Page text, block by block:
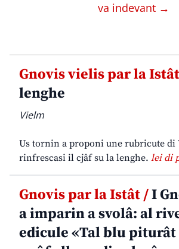
va indevant →
Gnovis vielis par la
lenghe
Vielm
Us tornin a proponi une rubricute di
rinfrescasi il cjâf su la lenghe. lei di
Gnovis par la Istât /I
a imparin a svolâ: al
edicule «Tal blu